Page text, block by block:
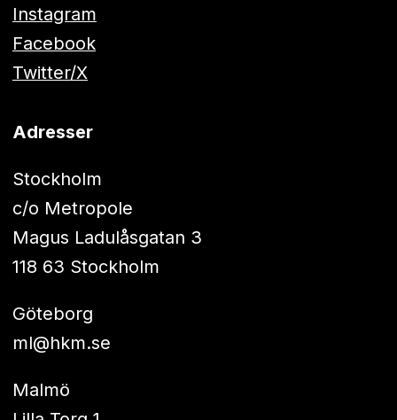
Instagram
Facebook
Twitter/X
Adresser
Stockholm
c/o Metropole
Magus Ladulåsgatan 3
118 63 Stockholm
Göteborg
ml@hkm.se
Malmö